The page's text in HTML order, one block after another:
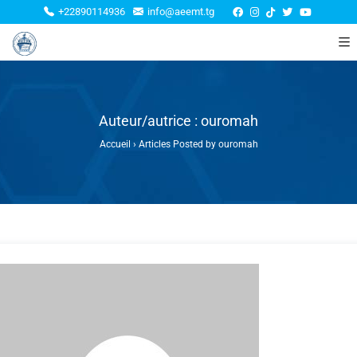
+22890114936 info@aeemt.tg
Auteur/autrice : ouromah
Accueil › Articles Posted by ouromah